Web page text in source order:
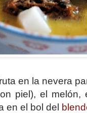
en la nevera
piel), el
en el bol del